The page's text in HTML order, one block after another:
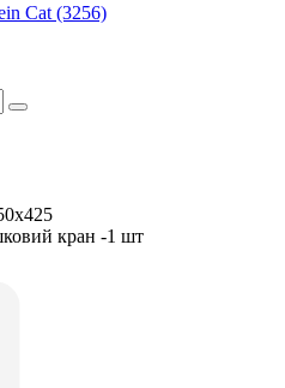
Cat (3256)
кран -1 шт